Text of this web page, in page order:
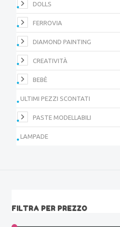
DOLLS
FERROVIA
DIAMOND PAINTING
CREATIVITÀ
BEBÈ
ULTIMI PEZZI SCONTATI
PASTE MODELLABILI
LAMPADE
FILTRA PER PREZZO